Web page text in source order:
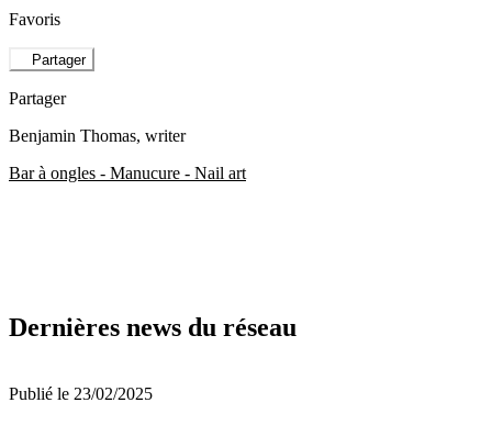
Favoris
Partager
Partager
Benjamin Thomas, writer
Bar à ongles - Manucure - Nail art
Dernières news du réseau
Publié le 23/02/2025